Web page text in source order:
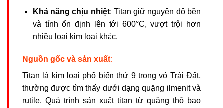
Khả năng chịu nhiệt: Titan giữ nguyên độ bền
và tính ổn định lên tới 600°C, vượt trội hơn
nhiều loại kim loại khác.
Nguồn gốc và sản xuất:
Titan là kim loại phổ biến thứ 9 trong vỏ Trái Đất,
thường được tìm thấy dưới dạng quặng ilmenit và
rutile. Quá trình sản xuất titan từ quặng thô bao